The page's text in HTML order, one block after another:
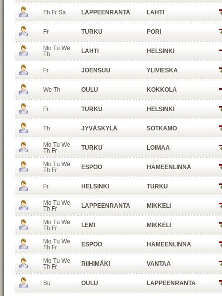
Th Fr Sa LAPPEENRANTA LAHTI
Fr TURKU PORI
Mo Tu We
Th
LAHTI HELSINKI
Fr JOENSUU YLIVIESKA
We Th OULU KOKKOLA
Fr TURKU HELSINKI
Th JYVÄSKYLÄ SOTKAMO
Mo Tu We
Th Fr
TURKU LOIMAA
Mo Tu We
Th Fr
ESPOO HÄMEENLINNA
Fr HELSINKI TURKU
Mo Tu We
Th Fr
LAPPEENRANTA MIKKELI
Mo Tu We
Th Fr
LEMI MIKKELI
Mo Tu We
Th Fr
ESPOO HÄMEENLINNA
Mo Tu We
Th Fr
RIIHIMÄKI VANTAA
Su OULU LAPPEENRANTA